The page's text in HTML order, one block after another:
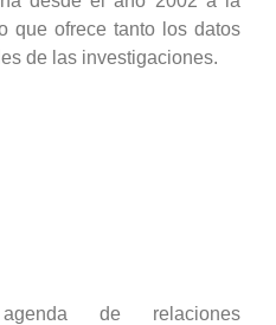
que ofrece tanto los datos
de las investigaciones.
de relaciones